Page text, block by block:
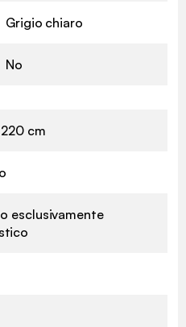
Grigio chiaro
No
cm
esclusivamente